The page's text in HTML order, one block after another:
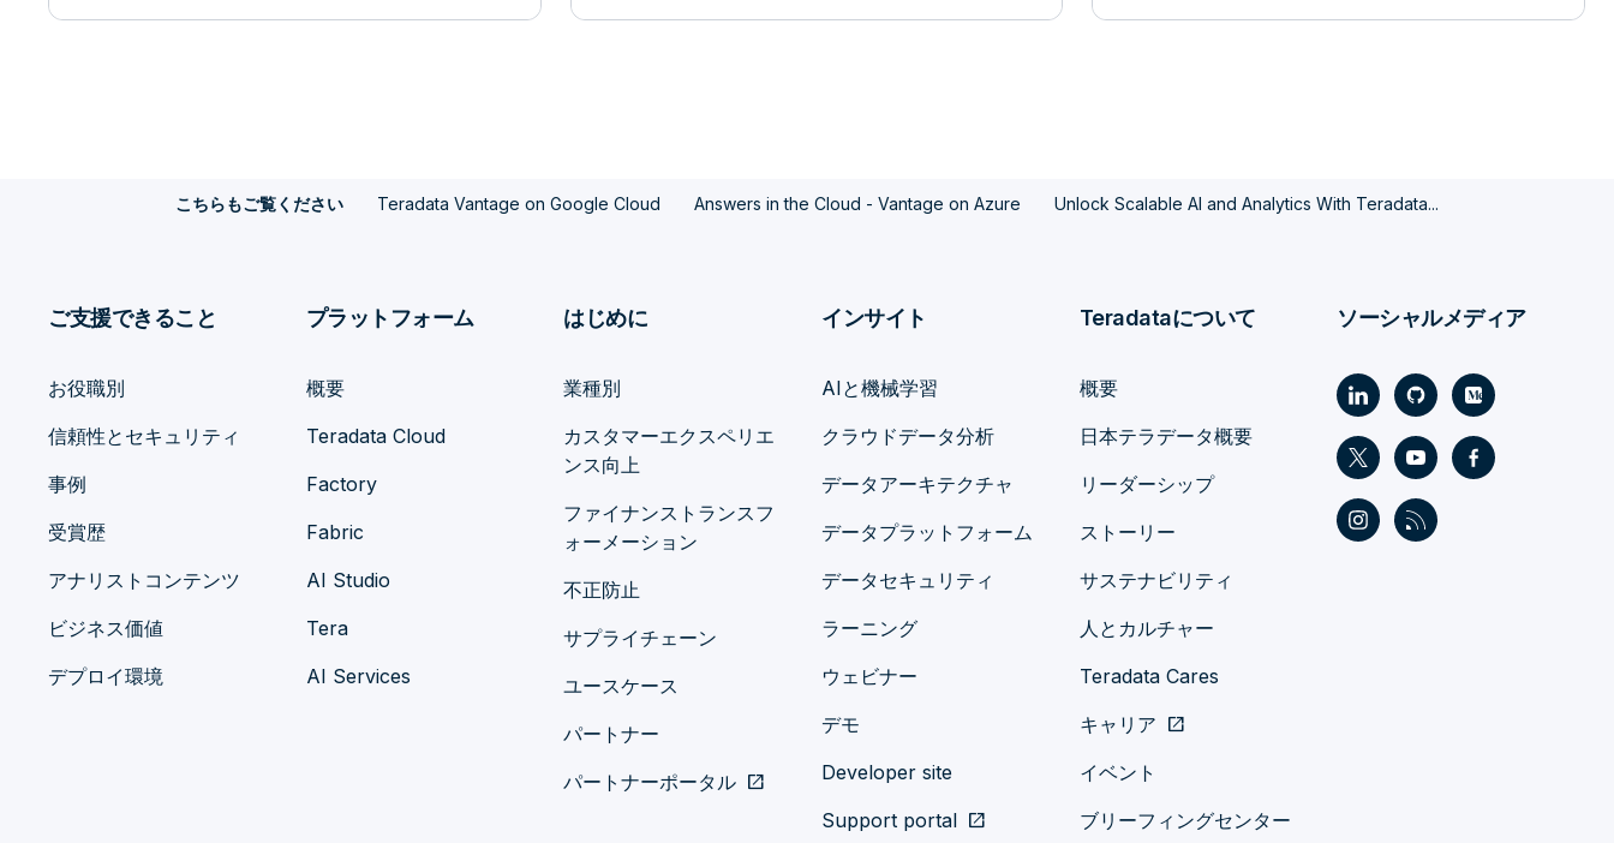
こちらもご覧ください Teradata Vantage on Google Cloud Answers in the Cloud - Vantage on Azure Unlock Scalable AI and Analytics With Teradata...
ご支援できること
お役職別
信頼性とセキュリティ
事例
受賞歴
アナリストコンテンツ
ビジネス価値
デプロイ環境
プラットフォーム
概要
Teradata Cloud
Factory
Fabric
AI Studio
Tera
AI Services
はじめに
業種別
カスタマーエクスペリエ
ンス向上
ファイナンストランスフ
ォーメーション
不正防止
サプライチェーン
ユースケース
パートナー
パートナーポータル open_in_new
インサイト
AIと機械学習
クラウドデータ分析
データアーキテクチャ
データプラットフォーム
データセキュリティ
ラーニング
ウェビナー
デモ
Developer site
Support portal open_in_new
Teradataについて
概要
日本テラデータ概要
リーダーシップ
ストーリー
サステナビリティ
人とカルチャー
Teradata Cares
キャリア open_in_new
イベント
ブリーフィングセンター
ソーシャルメディア